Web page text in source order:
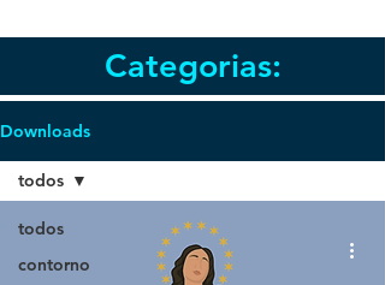
Categorias:
Downloads
todos
contorno
todos